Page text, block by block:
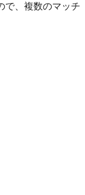
で、複数のマッチ